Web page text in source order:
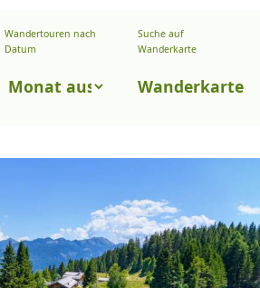
Wandertouren nach
Datum
Wandertouren
Datum
Suche auf
Wanderkarte
Wanderkarte